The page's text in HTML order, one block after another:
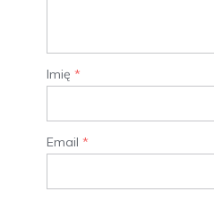
Imię *
Email *